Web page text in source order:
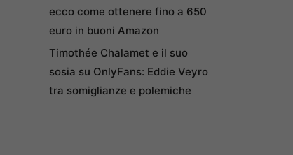
ecco come ottenere fino a 650
euro in buoni Amazon
Timothée Chalamet e il suo
sosia su OnlyFans: Eddie Veyro
tra somiglianze e polemiche